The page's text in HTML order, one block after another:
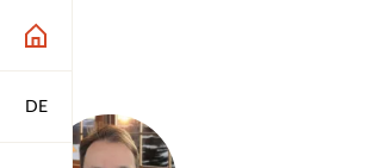
DE